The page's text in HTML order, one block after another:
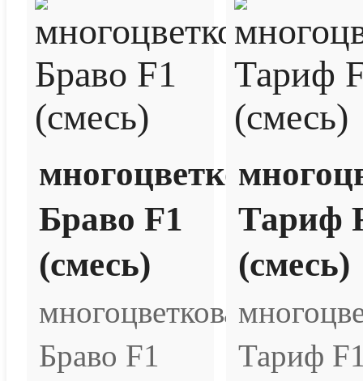
многоцветковая
Браво F1
(смесь)
многоцветковая
Браво F1
Тариф
(смесь)
Тариф